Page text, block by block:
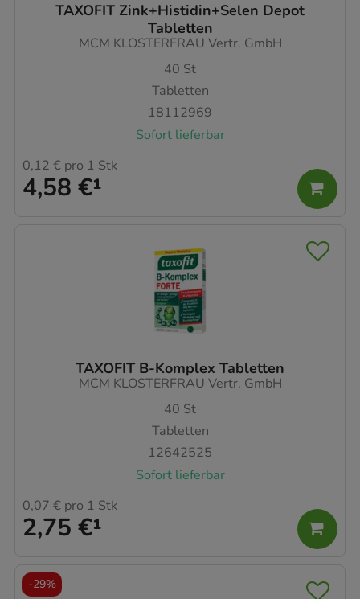
TAXOFIT Zink+Histidin+Selen Depot
Tabletten
MCM KLOSTERFRAU Vertr. GmbH
40 St
Tabletten
18112969
Sofort lieferbar
4,58 €¹
0,12 € pro 1 Stk
TAXOFIT B-Komplex Tabletten
MCM KLOSTERFRAU Vertr. GmbH
40 St
Tabletten
12642525
Sofort lieferbar
2,75 €¹
0,07 € pro 1 Stk
-29%